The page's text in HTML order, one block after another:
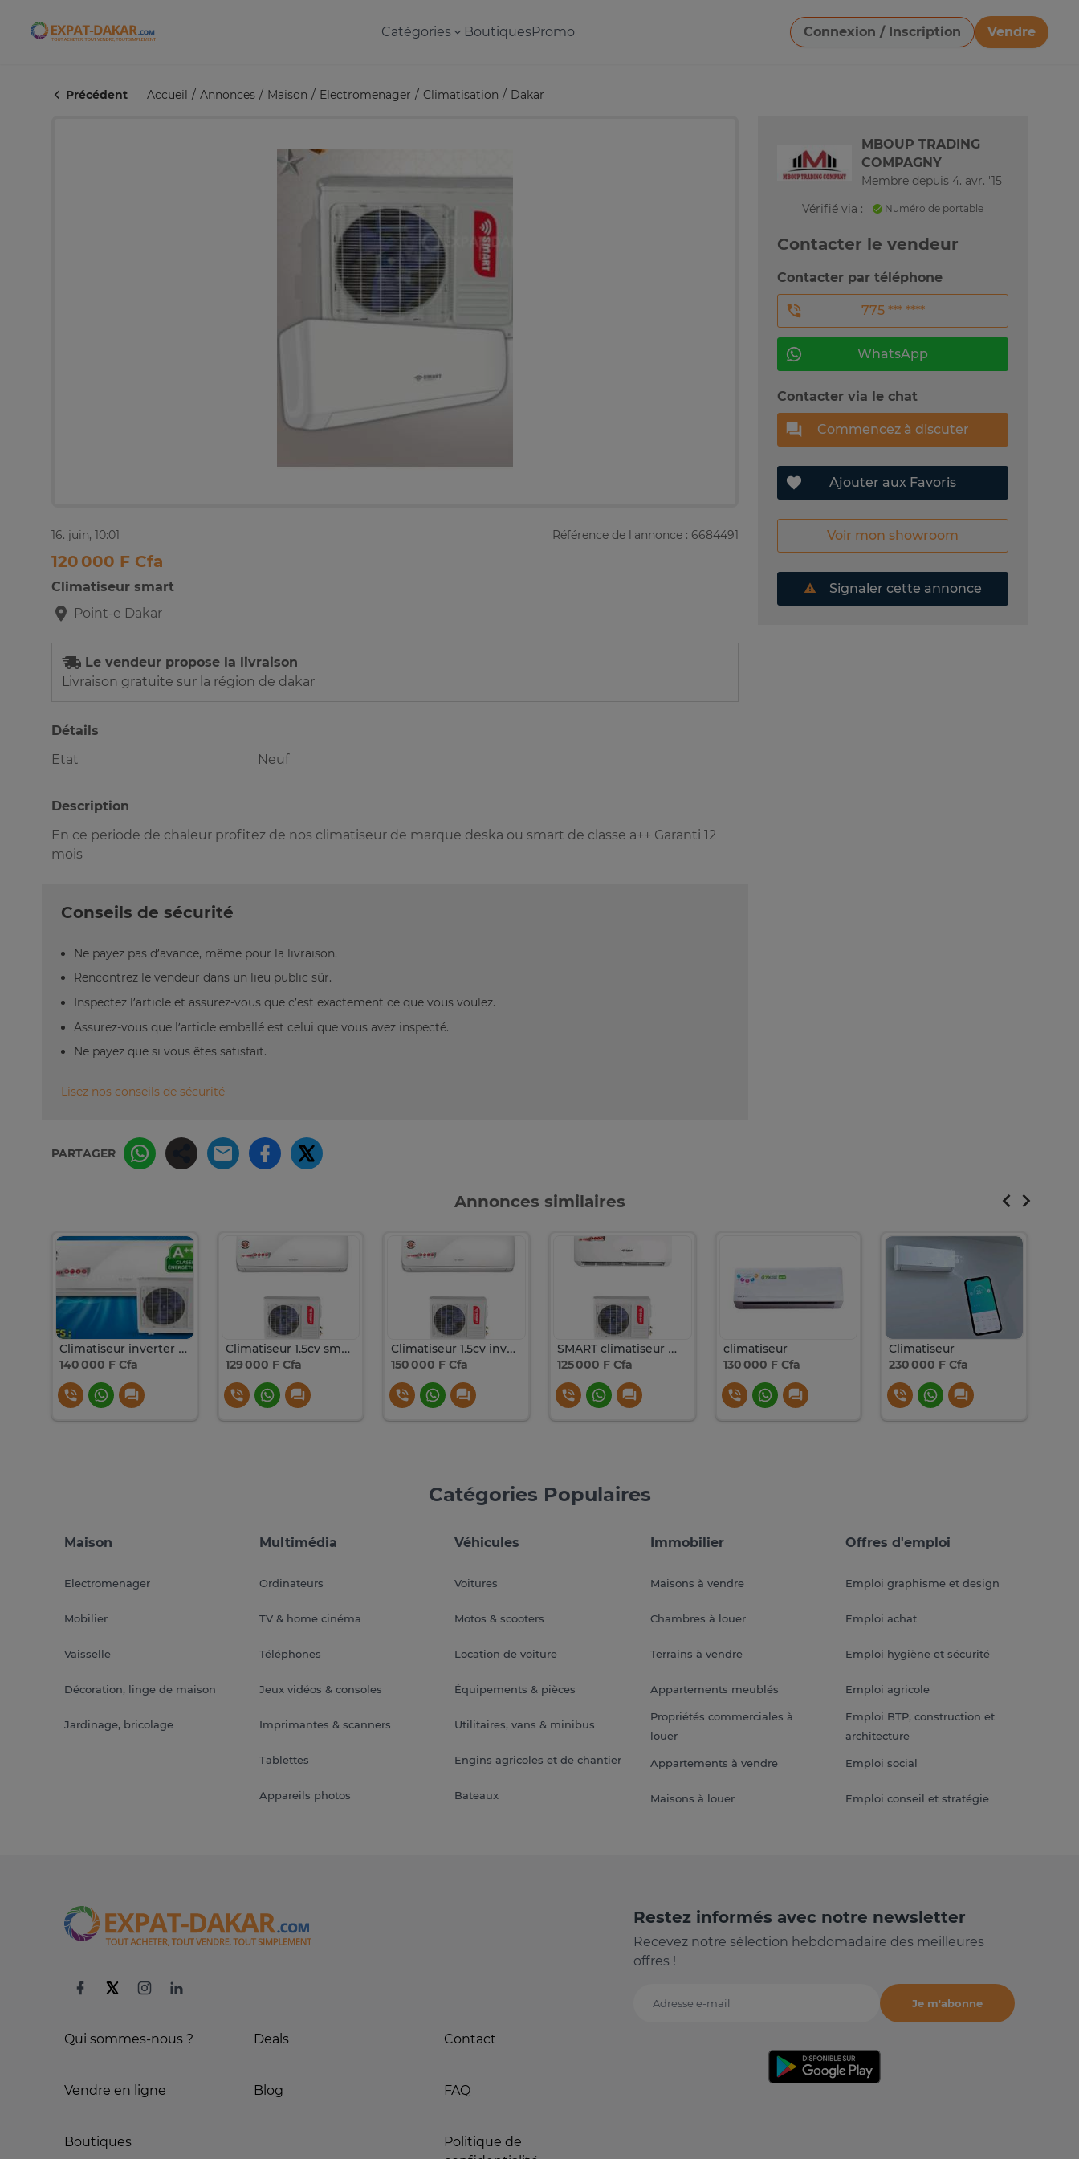
Expat-Dakar Catégories BoutiquesPromo Connexion / Inscription
Vendre
Télécharger une image
Précédent Accueil Annonces Maison Electromenager Climatisation Dakar
16. juin, 10:01 Référence de l'annonce : 6684491
120 000 F Cfa
Climatiseur smart
Point-e Dakar
Le vendeur propose la livraison
Livraison gratuite sur la région de dakar
Détails
Etat
Neuf
Description
En ce periode de chaleur profitez de nos climatiseur de marque deska ou smart de classe a++ Garanti 12
mois
Conseils de sécurité
Ne payez pas d’avance, même pour la livraison.
Rencontrez le vendeur dans un lieu public sûr.
Inspectez l’article et assurez-vous que c’est exactement ce que vous voulez.
Assurez-vous que l’article emballé est celui que vous avez inspecté.
Ne payez que si vous êtes satisfait.
Lisez nos conseils de sécurité
PARTAGER
MBOUP TRADING
COMPAGNY
Membre depuis 4. avr. '15
Vérifié via :
Numéro de portable
Contacter le vendeur
Contacter par téléphone
775 *** ****
WhatsApp
Contacter via le chat
Commencez à discuter
Ajouter aux Favoris
Voir mon showroom
Signaler cette annonce
Annonces similaires
Climatiseur inverter À++ smart technologie
140 000 F Cfa
Climatiseur 1.5cv smart technologie 12000btu
129 000 F Cfa
Climatiseur 1.5cv inverter smart technologie
150 000 F Cfa
SMART climatiseur mural split blanc silencieux
125 000 F Cfa
climatiseur
130 000 F Cfa
Climatiseur
230 000 F Cfa
Catégories Populaires
Maison
Electromenager
Mobilier
Vaisselle
Décoration, linge de maison
Jardinage, bricolage
Multimédia
Ordinateurs
TV & home cinéma
Téléphones
Jeux vidéos & consoles
Imprimantes & scanners
Tablettes
Appareils photos
Véhicules
Voitures
Motos & scooters
Location de voiture
Équipements & pièces
Utilitaires, vans & minibus
Engins agricoles et de chantier
Bateaux
Immobilier
Maisons à vendre
Chambres à louer
Terrains à vendre
Appartements meublés
Propriétés commerciales à
louer
Appartements à vendre
Maisons à louer
Offres d'emploi
Emploi graphisme et design
Emploi achat
Emploi hygiène et sécurité
Emploi agricole
Emploi BTP, construction et
architecture
Emploi social
Emploi conseil et stratégie
Qui sommes-nous ?
Vendre en ligne
Boutiques
Deals
Blog
Contact
FAQ
Politique de
Restez informés avec notre newsletter
Recevez notre sélection hebdomadaire des meilleures
offres !
Adresse e-mail
Je m'abonne